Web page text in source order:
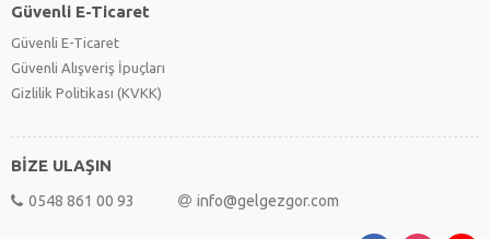
Güvenli E-Ticaret
Güvenli E-Ticaret
Güvenli Alışveriş İpuçları
Gizlilik Politikası (KVKK)
BİZE ULAŞIN
0548 861 00 93 info@gelgezgor.com